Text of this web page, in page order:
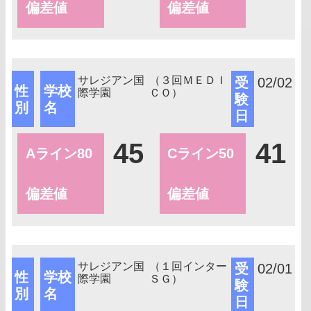
偏差値 偏差値
性
別
学校
名
サレジアン国
際学園
（３回ＭＥＤＩ
ＣＯ）
受
験
日
02/02
Aライン80
偏差値
45 Cライン50
偏差値
41
性
別
学校
名
サレジアン国
際学園
（１回インター
ＳＧ）
受
験
日
02/01